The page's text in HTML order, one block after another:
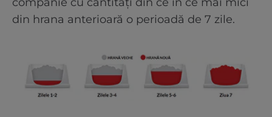
din hrana anterioară o perioadă de 7 zile.